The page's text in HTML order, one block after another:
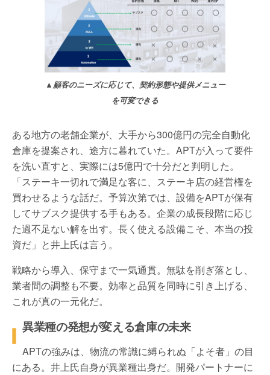
▲顧客のニーズに応じて、契約形態や提供メニュー
を可変できる
ある地方の老舗企業が、大手から300億円の完全自動化
倉庫を提案され、途方に暮れていた。 APTが入って要件
を洗い直すと、実際には5億円で十分だと判明した。
「ステーキ一切れで満足な客に、ステーキ店の経営権を
買わせるような話だ。予算次第では、設備をAPTが保有
してサブスク提供する手もある。企業の成長段階に応じ
た過不足ない解を出す。長く使える設備こそ、本当の投
資だ」と井上氏は言う。
戦略から導入、保守まで一気通貫。無駄を削ぎ落とし、
業者間の調整も不要。効率と品質を同時に引き上げる、
これが真の一元化だ。
異業種の発想が変える倉庫の未来
APTの強みは、物流の常識に縛られぬ「よそ者」の目
にある。井上氏自身が異業種出身だ。開発パートナーに